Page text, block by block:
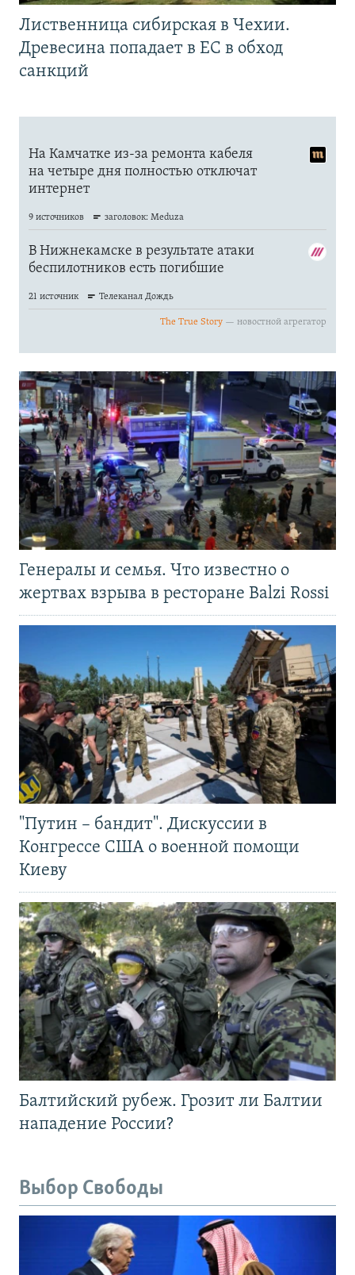
Лиственница сибирская в Чехии.
Древесина попадает в ЕС в обход
санкций
Генералы и семья. Что известно о
жертвах взрыва в ресторане Balzi Rossi
"Путин – бандит". Дискуссии в
Конгрессе США о военной помощи
Киеву
Балтийский рубеж. Грозит ли Балтии
нападение России?
Выбор Свободы